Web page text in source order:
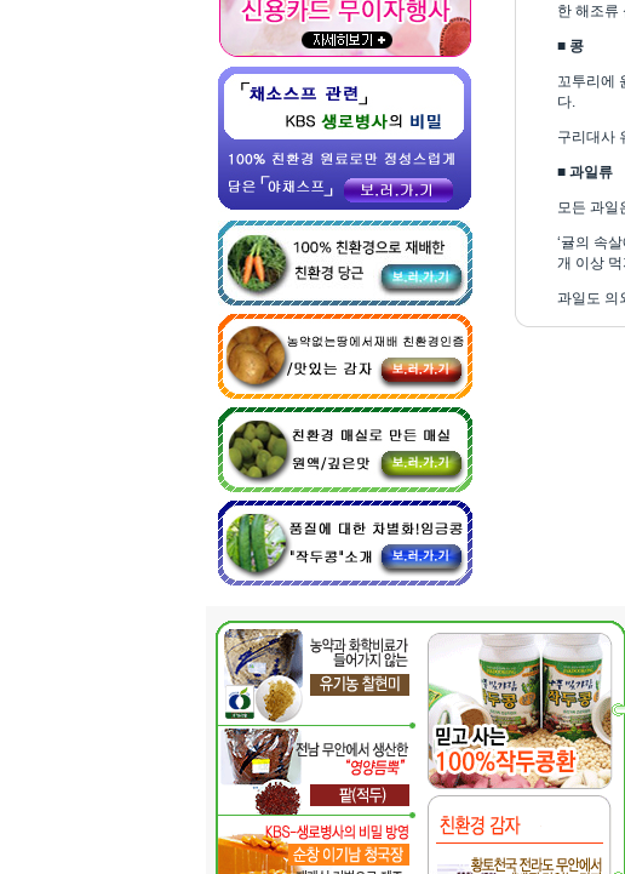
한 해조류
■ 콩
꼬투리에
다.
구리대사
■ 과일류
모든 과일
‘귤의 속
개 이상 먹
과일도 의